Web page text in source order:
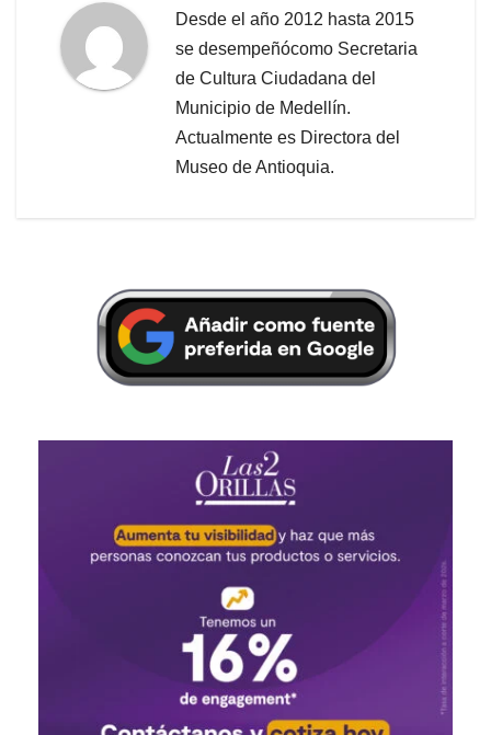
Desde el año 2012 ​​ha​sta 2015
se​ desempeñó​​como Secretaria
de Cultura Ciudadana del
Municipio de Medellín.​​
Actualmente es Directora del
Museo de Antioquia.